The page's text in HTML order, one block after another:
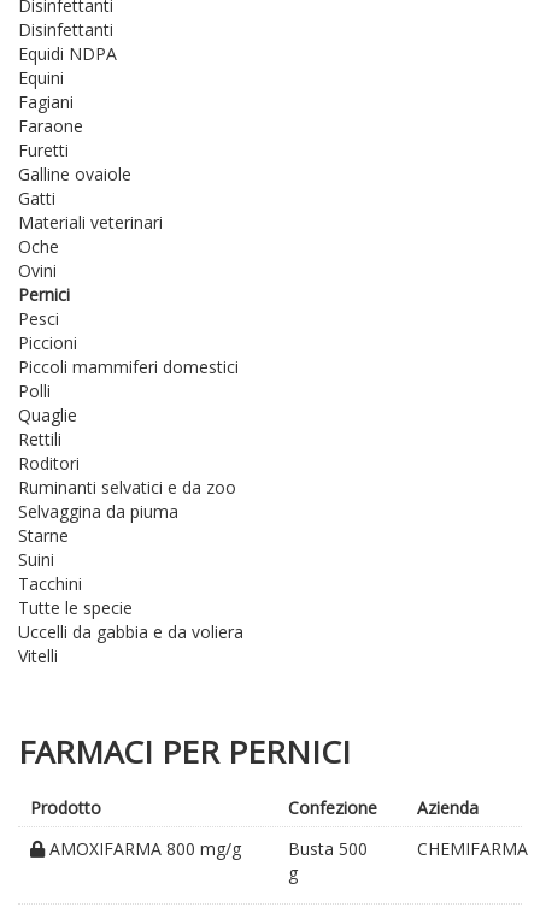
Disinfettanti
Disinfettanti
Equidi NDPA
Equini
Fagiani
Faraone
Furetti
Galline ovaiole
Gatti
Materiali veterinari
Oche
Ovini
Pernici
Pesci
Piccioni
Piccoli mammiferi domestici
Polli
Quaglie
Rettili
Roditori
Ruminanti selvatici e da zoo
Selvaggina da piuma
Starne
Suini
Tacchini
Tutte le specie
Uccelli da gabbia e da voliera
Vitelli
FARMACI PER PERNICI
Prodotto Confezione
Azienda
AMOXIFARMA 800 mg/g
Busta 500
g
CHEMIFARMA